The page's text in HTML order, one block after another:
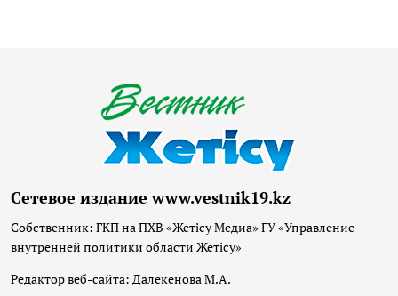
Сетевое издание www.vestnik19.kz
Собственник: ГКП на ПХВ «Жетісу Медиа» ГУ «Управление
внутренней политики области Жетісу»
Редактор веб-сайта: Далекенова М.А.